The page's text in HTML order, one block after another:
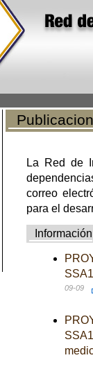
La Red de
correo
para el
Información
09-09